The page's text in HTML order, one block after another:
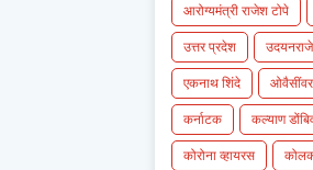
आरोग्यमंत्री राजेश टोपे
उत्तर प्रदेश
एकनाथ शिंदे
ओवैसींवर
कर्नाटक
कल्याण
कोरोना व्हायरस